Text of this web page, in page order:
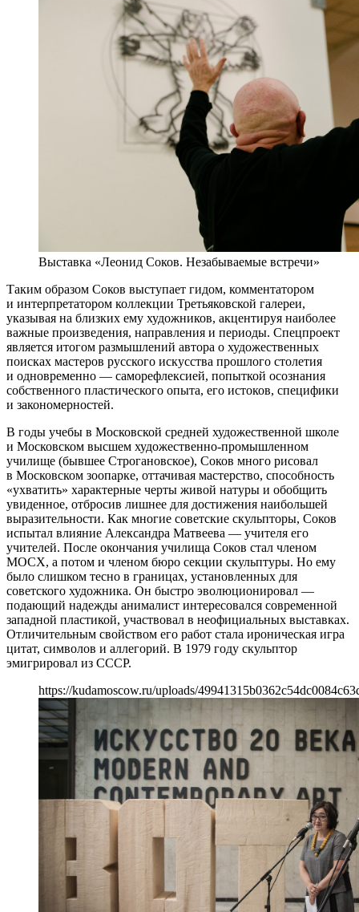
Выставка «Леонид Соков. Незабываемые встречи»
Таким образом Соков выступает гидом, комментатором
и интерпретатором коллекции Третьяковской галереи,
указывая на близких ему художников, акцентируя наиболее
важные произведения, направления и периоды. Спецпроект
является итогом размышлений автора о художественных
поисках мастеров русского искусства прошлого столетия
и одновременно — саморефлексией, попыткой осознания
собственного пластического опыта, его истоков, специфики
и закономерностей.
В годы учебы в Московской средней художественной школе
и Московском высшем художественно-промышленном
училище (бывшее Строгановское), Соков много рисовал
в Московском зоопарке, оттачивая мастерство, способность
«ухватить» характерные черты живой натуры и обобщить
увиденное, отбросив лишнее для достижения наибольшей
выразительности. Как многие советские скульпторы, Соков
испытал влияние Александра Матвеева — учителя его
учителей. После окончания училища Соков стал членом
МОСХ, а потом и членом бюро секции скульптуры. Но ему
было слишком тесно в границах, установленных для
советского художника. Он быстро эволюционировал —
подающий надежды анималист интересовался современной
западной пластикой, участвовал в неофициальных выставках.
Отличительным свойством его работ стала ироническая игра
цитат, символов и аллегорий. В 1979 году скульптор
эмигрировал из СССР.
https://kudamoscow.ru/uploads/